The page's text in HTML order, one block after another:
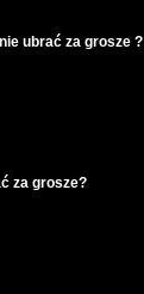
ubrać za grosze ?
za grosze?